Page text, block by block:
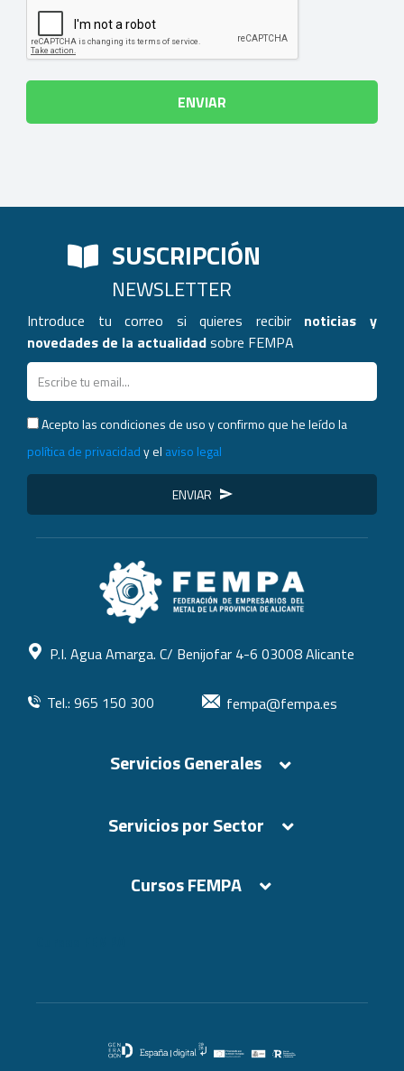
SUSCRIPCIÓN
NEWSLETTER
Introduce tu correo si quieres recibir noticias y
novedades de la actualidadsobre FEMPA
Acepto las condiciones de uso y confirmo que he leído la
política de privacidady el aviso legal
ENVIAR
P.I. Agua Amarga. C/ Benijofar 4-6 03008 Alicante
Tel.: 965 150 300 fempa@fempa.es
Servicios Generales
Servicios por Sector
Cursos FEMPA